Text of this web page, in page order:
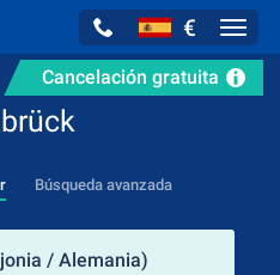
€
Cancelación gratuita
Búsqueda avanzada
/ Alemania)